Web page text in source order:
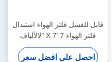
قابل للغسل فلتر الهواء استبدال
فلتر الهواء 7 'X 7 "لالألياف
الاصطناعية وسائل الإعلام
احصل على افضل سعر